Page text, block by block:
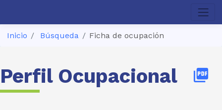
Inicio Búsqueda Ficha de ocupación
Perfil Ocupacional picture_as_pdf